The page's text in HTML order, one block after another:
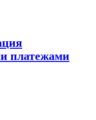
платежами